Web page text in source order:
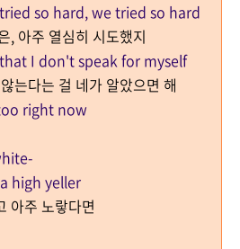
so hard, we tried so hard
, 아주 열심히 시도했지
I don't speak for myself
는다는 걸 네가 알았으면 해
right now
high yeller
아주 노랗다면